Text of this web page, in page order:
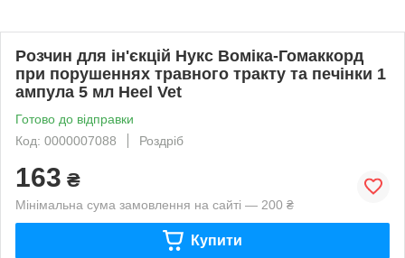
Розчин для ін'єкцій Нукс Воміка-Гомаккорд
при порушеннях травного тракту та печінки 1
ампула 5 мл Heel Vet
Готово до відправки
Код: 0000007088
Роздріб
163 ₴
Мінімальна сума замовлення на сайті — 200 ₴
Купити